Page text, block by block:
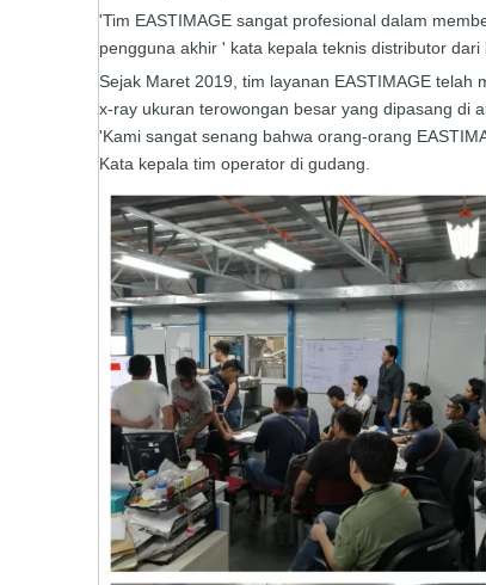
'Tim EASTIMAGE sangat profesional dalam
pengguna akhir ' kata kepala teknis distributor dari
Sejak Maret 2019, tim layanan EASTIMAGE telah
x-ray ukuran terowongan besar yang dipasang di
'Kami sangat senang bahwa orang-orang
Kata kepala tim operator di gudang.